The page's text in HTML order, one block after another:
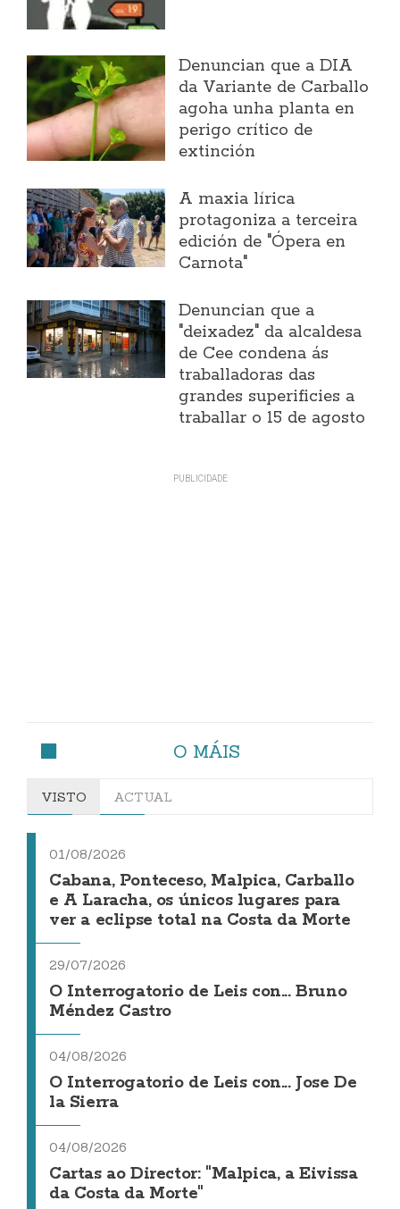
Denuncian que a DIA
da Variante de Carballo
agoha unha planta en
perigo crítico de
extinción
A maxia lírica
protagoniza a terceira
edición de "Ópera en
Carnota"
Denuncian que a
"deixadez" da alcaldesa
de Cee condena ás
traballadoras das
grandes superificies a
traballar o 15 de agosto
O MÁIS
VISTO ACTUAL
01/08/2026
Cabana, Ponteceso, Malpica, Carballo
e A Laracha, os únicos lugares para
ver a eclipse total na Costa da Morte
29/07/2026
O Interrogatorio de Leis con... Bruno
Méndez Castro
04/08/2026
O Interrogatorio de Leis con... Jose De
la Sierra
04/08/2026
Cartas ao Director: "Malpica, a Eivissa
da Costa da Morte"